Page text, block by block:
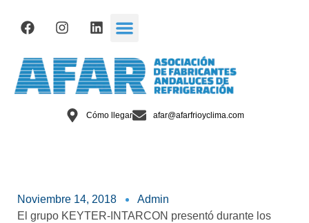
Cómo llegar afar@afarfrioyclima.com
Noviembre 14, 2018
Admin
El grupo KEYTER-INTARCON presentó durante los